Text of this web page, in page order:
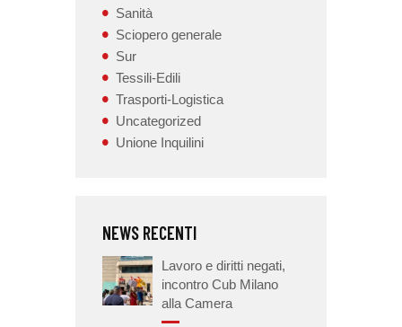
Sanità
Sciopero generale
Sur
Tessili-Edili
Trasporti-Logistica
Uncategorized
Unione Inquilini
NEWS RECENTI
Lavoro e diritti negati,
incontro Cub Milano
alla Camera